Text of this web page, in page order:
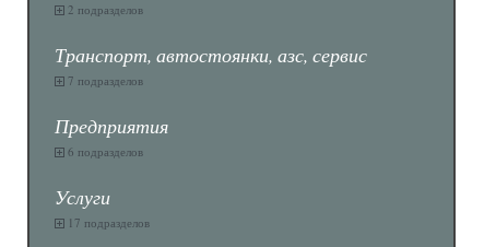
2 подразделов
Транспорт, автостоянки, азс, сервис
7 подразделов
Предприятия
6 подразделов
Услуги
17 подразделов